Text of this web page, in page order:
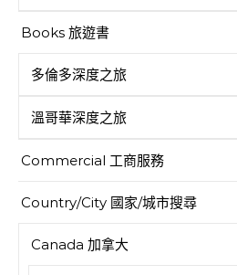
Books 旅遊書
多倫多深度之旅
溫哥華深度之旅
Commercial 工商服務
Country/City 國家/城市搜尋
Canada 加拿大